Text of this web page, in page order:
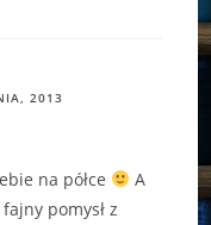
2013
na półce
A
pomysł z